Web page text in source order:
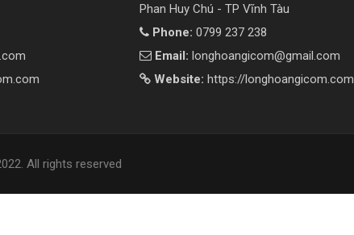
Phan Huy Chú - TP Vĩnh Tàu
Phone: 0799 237 238
Email: longhoangicom@gmail.com
Website: https://longhoangicom.com
All rights reserved